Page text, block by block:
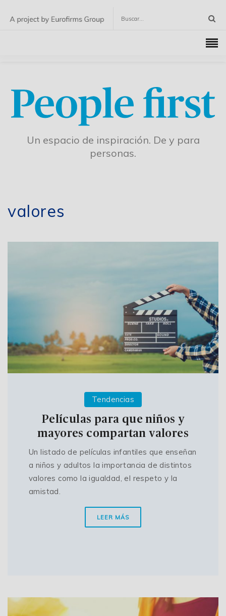
Un espacio de inspiración. De y para
personas.
valores
Tendencias
Películas para que niños y
mayores compartan valores
Un listado de películas infantiles que enseñan
a niños y adultos la importancia de distintos
valores como la igualdad, el respeto y la
amistad.
LEER MÁS